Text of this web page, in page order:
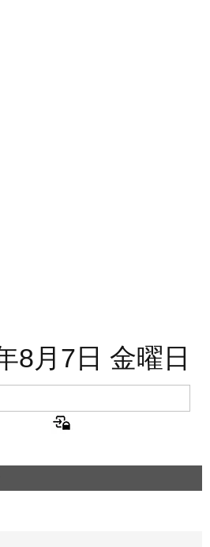
8月7日 金曜日